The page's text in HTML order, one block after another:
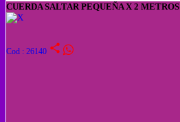
CUERDA SALTAR PEQUEÑA X 2 METROS
Cod : 26140 share